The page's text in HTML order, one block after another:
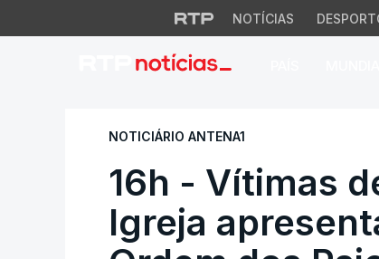
NOTÍCIAS
16h - Vítimas
NOTICIÁRIO ANTENA1
16h - Vítimas
Igreja